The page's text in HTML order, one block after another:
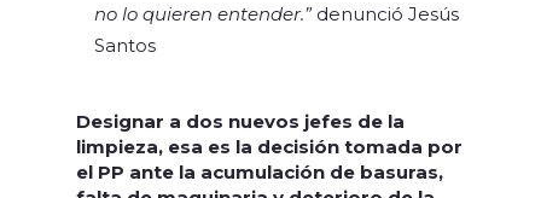
no lo quieren entender.” denunció Jesús
Santos
Designar a dos nuevos jefes de la
limpieza, esa es la decisión tomada por
el PP ante la acumulación de basuras,